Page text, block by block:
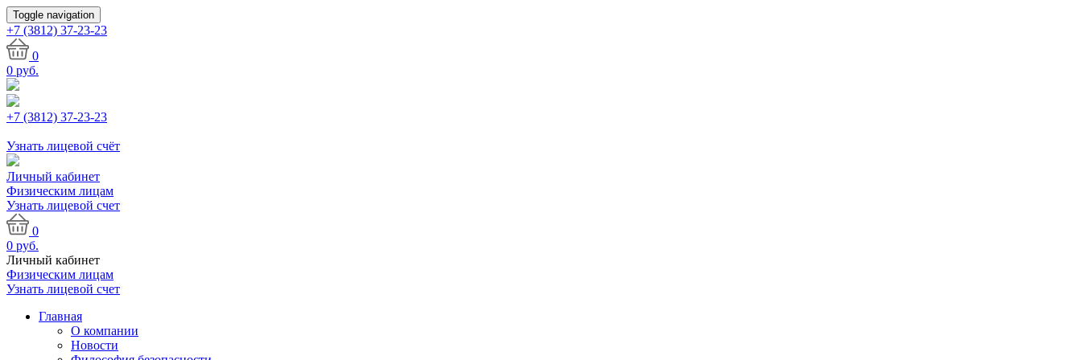
Toggle navigation
+7 (3812) 37-23-23
0
0 руб.
+7 (3812) 37-23-23
Узнать лицевой счёт
Личный кабинет
Физическим лицам
Узнать лицевой счет
0
0 руб.
Личный кабинет
Физическим лицам
Узнать лицевой счет
Главная
О компании
Новости